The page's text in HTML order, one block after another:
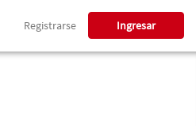
Registrarse Ingresar